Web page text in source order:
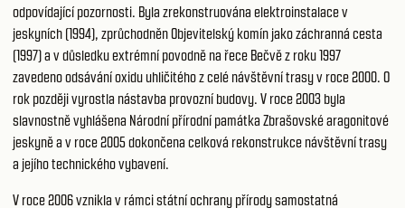
odpovídající pozornosti. Byla zrekonstruována elektroinstalace v
jeskyních (1994), zprůchodněn Objevitelský komín jako záchranná cesta
(1997) a v důsledku extrémní povodně na řece Bečvě z roku 1997
zavedeno odsávání oxidu uhličitého z celé návštěvní trasy v roce 2000. O
rok později vyrostla nástavba provozní budovy. V roce 2003 byla
slavnostně vyhlášena Národní přírodní památka Zbrašovské aragonitové
jeskyně a v roce 2005 dokončena celková rekonstrukce návštěvní trasy
a jejího technického vybavení.
V roce 2006 vznikla v rámci státní ochrany přírody samostatná